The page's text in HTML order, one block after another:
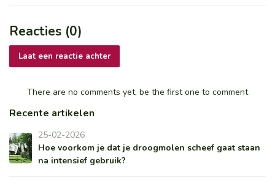
Reacties (0)
Laat een reactie achter
There are no comments yet, be the first one to comment
Recente artikelen
25-02-2026
Hoe voorkom je dat je droogmolen scheef gaat staan
na intensief gebruik?